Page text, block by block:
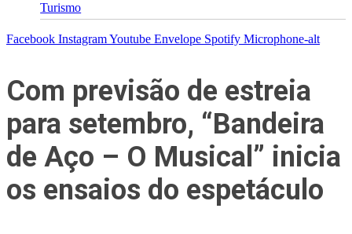
Turismo
Facebook InstagramYoutube Envelope Spotify Microphone-alt
Com previsão de estreia
para setembro, “Bandeira
de Aço – O Musical” inicia
os ensaios do espetáculo